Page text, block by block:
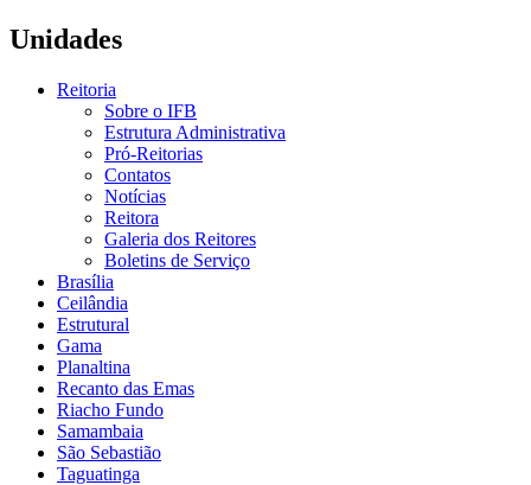
Unidades
Reitoria
Sobre o IFB
Estrutura Administrativa
Pró-Reitorias
Contatos
Notícias
Reitora
Galeria dos Reitores
Boletins de Serviço
Brasília
Ceilândia
Estrutural
Gama
Planaltina
Recanto das Emas
Riacho Fundo
Samambaia
São Sebastião
Taguatinga